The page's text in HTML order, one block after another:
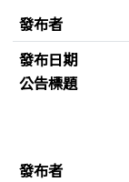
發布者
發布日期
公告標題
發布者